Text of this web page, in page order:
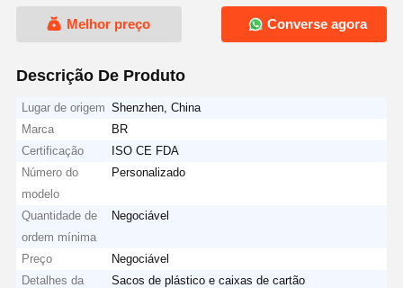
Melhor preço Converse agora
Descrição De Produto
Lugar de origem Shenzhen, China
Marca
BR
Certificação
ISO CE FDA
Número do
modelo
Personalizado
Quantidade de
ordem mínima
Negociável
Preço
Negociável
Detalhes da
Sacos de plástico e caixas de cartão